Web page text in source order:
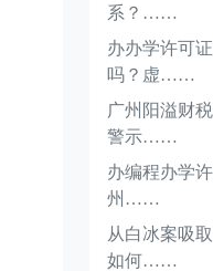
系？……
办办学许可
吗？虚……
广州阳溢财
警示……
办编程办学
州……
从白冰案吸
如何……